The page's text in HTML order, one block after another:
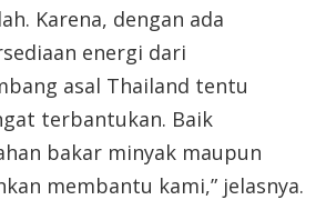
Karena, dengan ada
energi dari
asal Thailand tentu
terbantukan. Baik
bakar minyak maupun
membantu kami,” jelasnya.